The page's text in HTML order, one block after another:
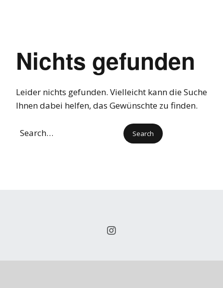
Nichts gefunden
Leider nichts gefunden. Vielleicht kann die Suche
Ihnen dabei helfen, das Gewünschte zu finden.